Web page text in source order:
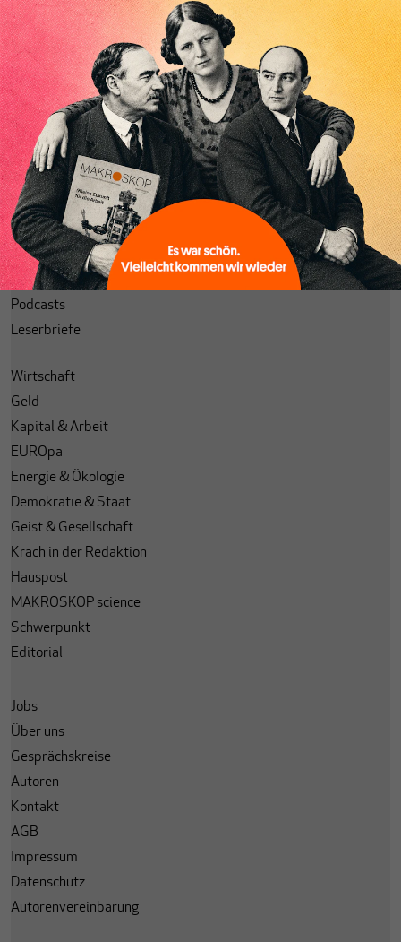
Anmelden
Passwort vergessen?
Code einlösen
Lesezeichen
Aktuelle Ausgabe
Themenhefte
Spotlight
Archiv
Alle Ausgaben
Alle Spotlights
EDITION MAKROSKOP
Podcasts
Leserbriefe
Wirtschaft
Geld
Kapital & Arbeit
EUROpa
Energie & Ökologie
Demokratie & Staat
Geist & Gesellschaft
Krach in der Redaktion
Hauspost
MAKROSKOP science
Schwerpunkt
Editorial
Jobs
Über uns
Gesprächskreise
Autoren
Kontakt
AGB
Impressum
Datenschutz
Autorenvereinbarung